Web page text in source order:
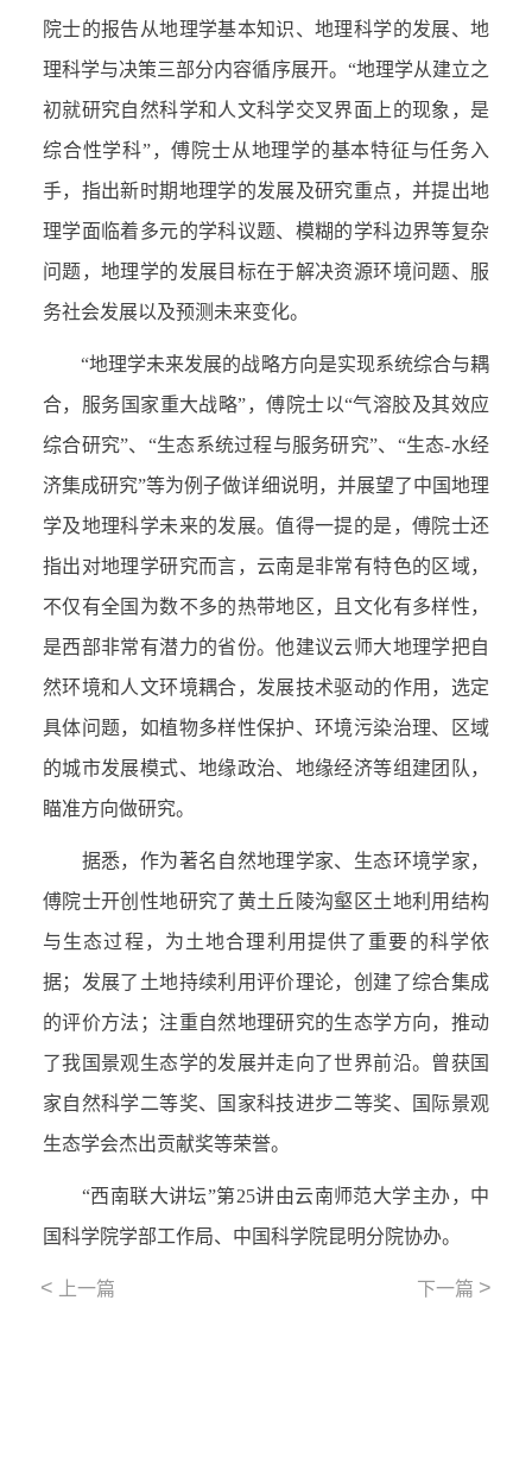
院士的报告从地理学基本知识、地理科学的发展、地
理科学与决策三部分内容循序展开。“地理学从建立之
初就研究自然科学和人文科学交叉界面上的现象，是
综合性学科”，傅院士从地理学的基本特征与任务入
手，指出新时期地理学的发展及研究重点，并提出地
理学面临着多元的学科议题、模糊的学科边界等复杂
问题，地理学的发展目标在于解决资源环境问题、服
务社会发展以及预测未来变化。
“地理学未来发展的战略方向是实现系统综合与耦
合，服务国家重大战略”，傅院士以“气溶胶及其效应
综合研究”、“生态系统过程与服务研究”、“生态-水经
济集成研究”等为例子做详细说明，并展望了中国地理
学及地理科学未来的发展。值得一提的是，傅院士还
指出对地理学研究而言，云南是非常有特色的区域，
不仅有全国为数不多的热带地区，且文化有多样性，
是西部非常有潜力的省份。他建议云师大地理学把自
然环境和人文环境耦合，发展技术驱动的作用，选定
具体问题，如植物多样性保护、环境污染治理、区域
的城市发展模式、地缘政治、地缘经济等组建团队，
瞄准方向做研究。
据悉，作为著名自然地理学家、生态环境学家，
傅院士开创性地研究了黄土丘陵沟壑区土地利用结构
与生态过程，为土地合理利用提供了重要的科学依
据；发展了土地持续利用评价理论，创建了综合集成
的评价方法；注重自然地理研究的生态学方向，推动
了我国景观生态学的发展并走向了世界前沿。曾获国
家自然科学二等奖、国家科技进步二等奖、国际景观
生态学会杰出贡献奖等荣誉。
“西南联大讲坛”第25讲由云南师范大学主办，中
国科学院学部工作局、中国科学院昆明分院协办。
< 上一篇 下一篇 >